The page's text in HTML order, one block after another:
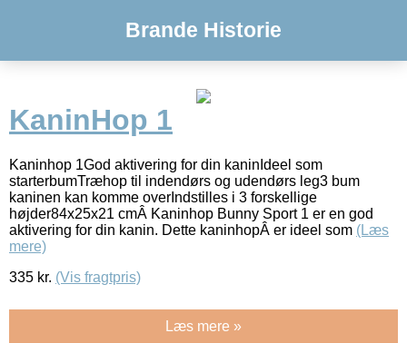
Brande Historie
KaninHop 1
Kaninhop 1God aktivering for din kaninIdeel som
starterbumTræhop til indendørs og udendørs leg3 bum
kaninen kan komme overIndstilles i 3 forskellige
højder84x25x21 cmÂ Kaninhop Bunny Sport 1 er en god
aktivering for din kanin. Dette kaninhopÂ er ideel som (Læs
mere)
335 kr. (Vis fragtpris)
Læs mere »